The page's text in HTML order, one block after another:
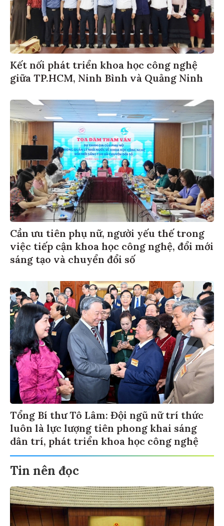
Kết nối phát triển khoa học công nghệ
giữa TP.HCM, Ninh Bình và Quảng Ninh
Cần ưu tiên phụ nữ, người yếu thế trong
việc tiếp cận khoa học công nghệ, đổi mới
sáng tạo và chuyển đổi số
Tổng Bí thư Tô Lâm: Đội ngũ nữ trí thức
luôn là lực lượng tiên phong khai sáng
dân trí, phát triển khoa học công nghệ
Tin nên đọc